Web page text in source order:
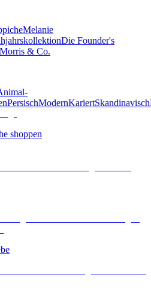
Melanie
Die Founder's
Morris & Co.
PersischModernKariertSkandinavisch
shoppen